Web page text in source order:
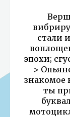
стали
эпохи;
>
знакомое
ты